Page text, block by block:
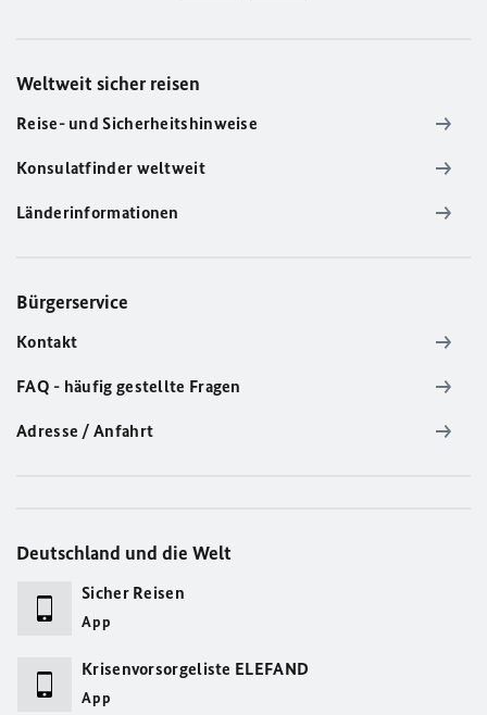
Weltweit sicher reisen
Reise- und Sicherheitshinweise
Konsulatfinder weltweit
Länderinformationen
Bürgerservice
Kontakt
FAQ - häufig gestellte Fragen
Adresse / Anfahrt
Deutschland und die Welt
Sicher Reisen
App
Krisenvorsorgeliste ELEFAND
App